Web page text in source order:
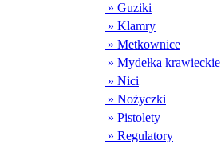
» Guziki
» Klamry
» Metkownice
» Mydełka krawieckie
» Nici
» Nożyczki
» Pistolety
» Regulatory